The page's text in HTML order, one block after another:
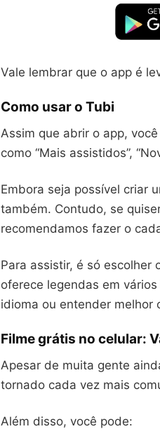
Vale lembrar que o app é
Como usar o Tubi
Assim que abrir o app,
como “Mais assistidos”,
Embora seja possível criar
também. Contudo, se
recomendamos fazer o
Para assistir, é só escolher
oferece legendas em
idioma ou entender melhor
Filme grátis no celular:
Apesar de muita gente
tornado cada vez mais
Além disso, você pode: